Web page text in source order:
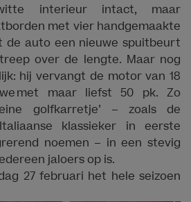
interieur intact, maar
met vier handgemaakte
de auto een nieuwe spuitbeurt
over de lengte. Maar nog
hij vervangt de motor van 18
met maar liefst 50 pk. Zo
golfkarretje’ – zoals de
klassieker in eerste
noemen – in een stevig
jaloers op is.
27 februari het hele seizoen